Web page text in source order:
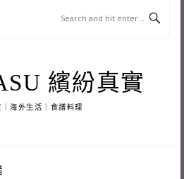
繽紛真實
｜海外生活｜食譜料理